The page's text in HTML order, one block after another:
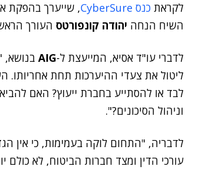
לקראת כנס CyberSure
השיח הנחה יהודה קונפורטס העורך
לדברי עו"ד אסיא, המייעצת ל-AIG בנושא,
ליטול את צעדי ההיערכות תחת אחריותו.
לבד או להסתייע בחברת ייעוץ? האם להביא
וניהול הסיכונים?".
לדבריה, "התחום לוקה בעמימות, כי אין
עורכי הדין ומצד חברות הביטוח, לא כולם